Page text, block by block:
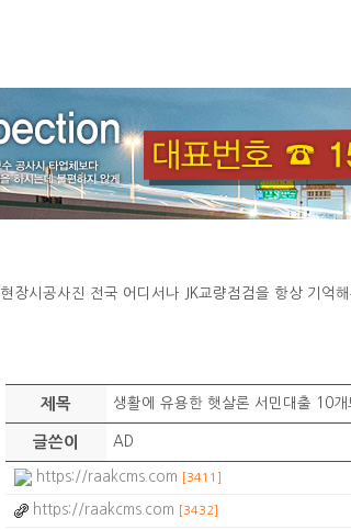
현장시공사진 전국 어디서나 JK교량점검을 항상 기억
제목 생활에 유용한 햇살론 서민대출 10개
글쓴이 AD
https://raakcms.com [3411]
https://raakcms.com [3432]